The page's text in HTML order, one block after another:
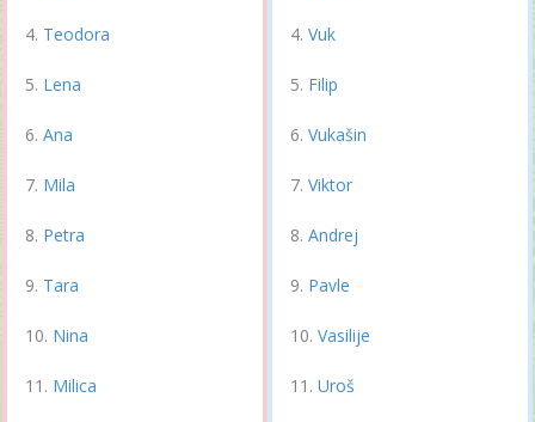
Teodora
Lena
Ana
Mila
Petra
Tara
Nina
Milica
Vuk
Filip
Vukašin
Viktor
Andrej
Pavle
Vasilije
Uroš